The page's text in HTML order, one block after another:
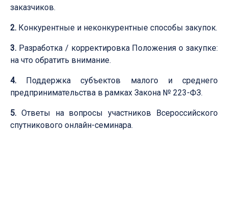
заказчиков.
2. Конкурентные и неконкурентные способы закупок.
3. Разработка / корректировка Положения о закупке:
на что обратить внимание.
4. Поддержка субъектов малого и среднего
предпринимательства в рамках Закона № 223-ФЗ.
5. Ответы на вопросы участников Всероссийского
спутникового онлайн-семинара.